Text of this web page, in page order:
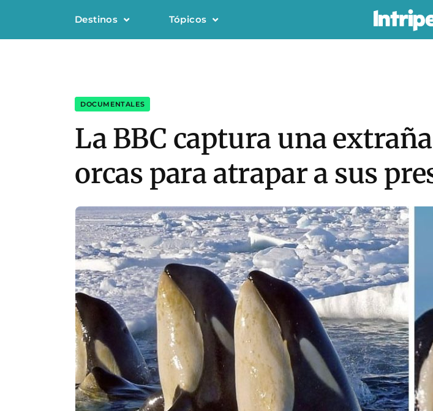
Destinos Tópicos
DOCUMENTALES
La BBC captura una
orcas para atrapar a sus